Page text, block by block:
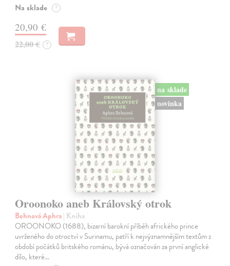
Na sklade ?
20,90 €
22,00 € ?
na sklade
novinka
Oroonoko aneb Královský otrok
Behnová Aphra| Kniha
OROONOKO (1688), bizarní barokní příběh afrického prince
uvrženého do otroctví v Surinamu, patří k nejvýznamnějším textům z
období počátků britského románu, bývá označován za první anglické
dílo, které…